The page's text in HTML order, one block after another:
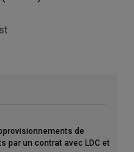
de
par un contrat avec LDC et